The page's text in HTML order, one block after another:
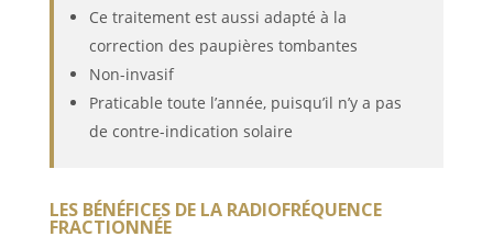
Ce traitement est aussi adapté à la
correction des paupières tombantes
Non-invasif
Praticable toute l’année, puisqu’il n’y a pas
de contre-indication solaire
LES BÉNÉFICES DE LA RADIOFRÉQUENCE
FRACTIONNÉE